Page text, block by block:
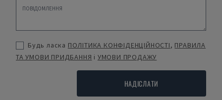
Будь ласка ПОЛІТИКА КОНФІДЕНЦІЙНОСТІ, ПРАВИЛА
ТА УМОВИ ПРИДБАННЯ і УМОВИ ПРОДАЖУ
НАДІСЛАТИ